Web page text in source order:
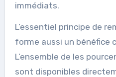
immédiats.
L’essentiel principe de
forme aussi un bénéfice
L’ensemble de les
sont disponibles